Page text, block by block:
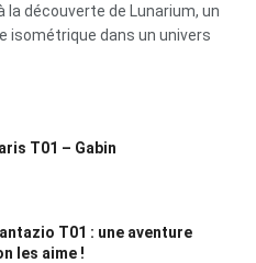
découverte de Lunarium, un
isométrique dans un univers
T01 – Gabin
T01 : une aventure
les aime !